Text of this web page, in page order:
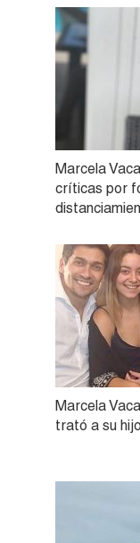
Marcela
críticas por
Marcela
trató a su